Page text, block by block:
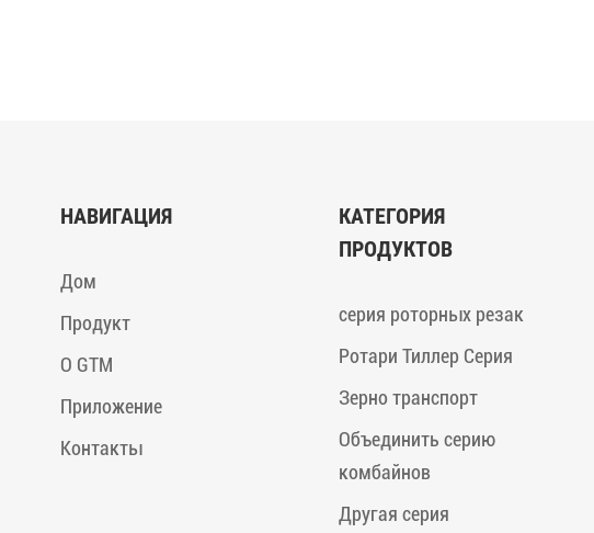
НАВИГАЦИЯ
Дом
Продукт
О GTM
Приложение
Контакты
КАТЕГОРИЯ
ПРОДУКТОВ
серия роторных резак
Ротари Тиллер Серия
Зерно транспорт
Объединить серию
комбайнов
Другая серия